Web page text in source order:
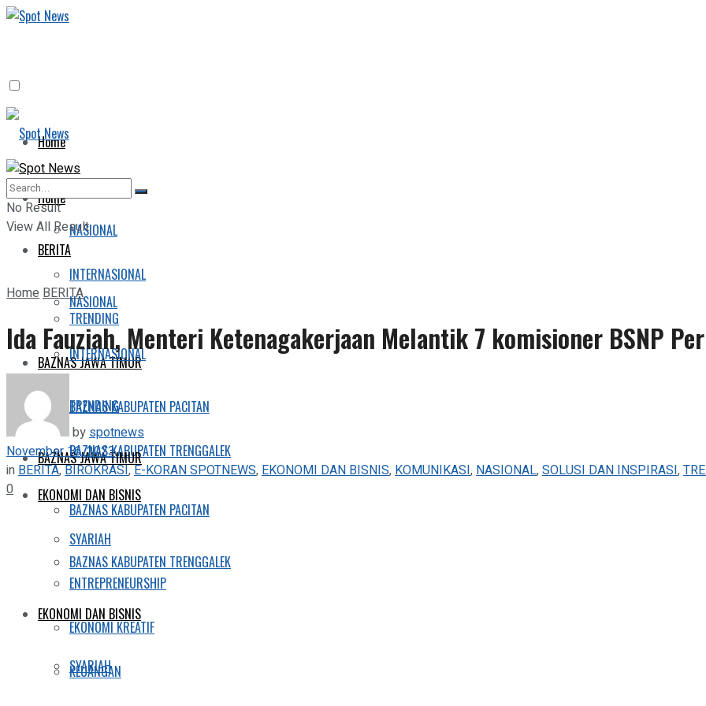
Home
BERITA
NASIONAL
INTERNASIONAL
TRENDING
BAZNAS JAWA TIMUR
BAZNAS KABUPATEN PACITAN
BAZNAS KABUPATEN TRENGGALEK
EKONOMI DAN BISNIS
SYARIAH
ENTREPRENEURSHIP
EKONOMI KREATIF
KEUANGAN
Home
BERITA
NASIONAL
INTERNASIONAL
TRENDING
BAZNAS JAWA TIMUR
BAZNAS KABUPATEN PACITAN
BAZNAS KABUPATEN TRENGGALEK
EKONOMI DAN BISNIS
SYARIAH
No Result
View All Result
HomeBERITA
Ida Fauziah, Menteri Ketenagakerjaan Melantik 7 komisioner BSNP
byspotnews
November 16, 2023
inBERITA,BIROKRASI,E-KORAN SPOTNEWS,EKONOMI DAN BISNIS,KOMUNIKASI,NASIONAL,SOLUSI DAN INSPIRASI,
0